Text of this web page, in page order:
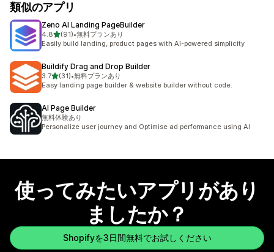
類似のアプリ
Zeno AI Landing PageBuilder
4.85つ星中
(91)
合計レビュー数：91件
•無料プランあり
Easily build landing, product pages with AI-powered simplicity
Buildify Drag and Drop Builder
3.75つ星中
(31)
合計レビュー数：31件
•無料プランあり
Easy landing page builder & website builder without code.
AI Page Builder
無料体験あり
Personalize user journey and Optimise ad performance using AI
使ってみたいアプリがあり
ましたか？
Shopifyを3日間無料でお試しください